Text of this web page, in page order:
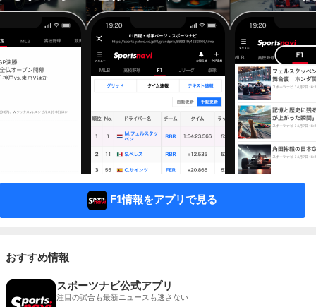
F1情報をアプリで見る
おすすめ情報
スポーツナビ公式アプリ
注目の試合も最新ニュースも逃さない